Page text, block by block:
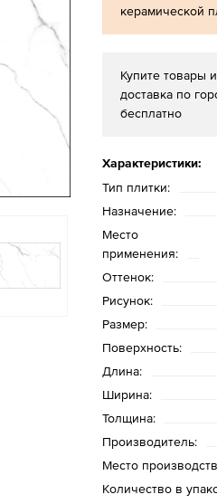
керамической
Купите товары
доставка по
бесплатно
Характеристики:
Тип плитки:
Назначение:
Место
применения:
Оттенок:
Рисунок:
Размер:
Поверхность:
Длина:
Ширина:
Толщина:
Производитель:
Место
Количество в